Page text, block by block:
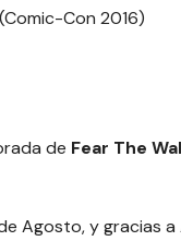
de Fear The
Agosto, y gracias